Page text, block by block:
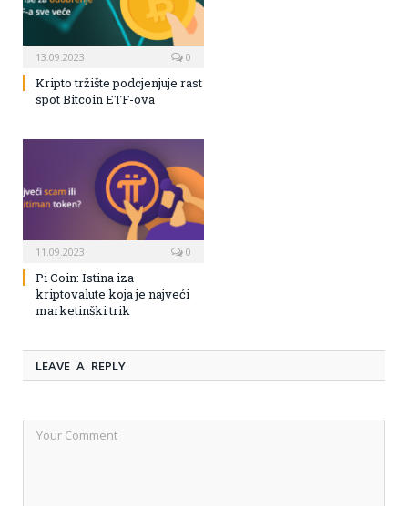
13.09.2023 0
Kripto tržište podcjenjuje rast
spot Bitcoin ETF-ova
11.09.2023 0
Pi Coin: Istina iza
kriptovalute koja je najveći
marketinški trik
LEAVE A REPLY